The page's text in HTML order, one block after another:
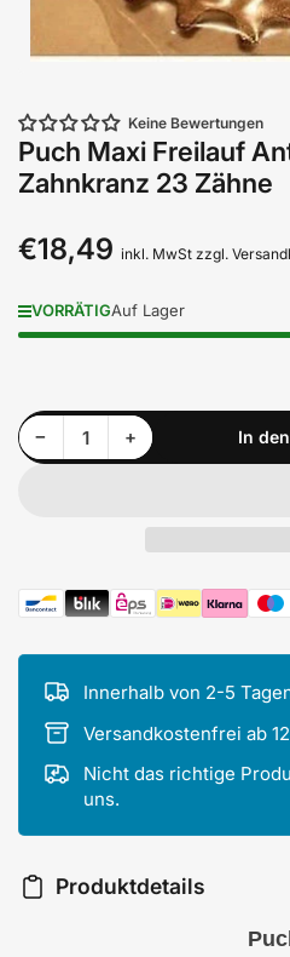
Keine Bewertungen
Puch Maxi Freilauf
Zahnkranz 23 Zähne
Normaler
€18,49 inkl. MwSt zzgl.
VORRÄTIGAuf Lager
−Menge reduzieren für Puch Maxi Freilauf Antretritzel Starter Zahnkranz 23 Zähne
Anzahl +Menge erhöhen für Puch Maxi Freilauf Antretritzel Starter Zahnkranz 23 Zähne In
Zahlungsmethoden
Innerhalb von 2-5
Versandkostenfrei ab
Nicht das richtige
uns.
Produktdetails